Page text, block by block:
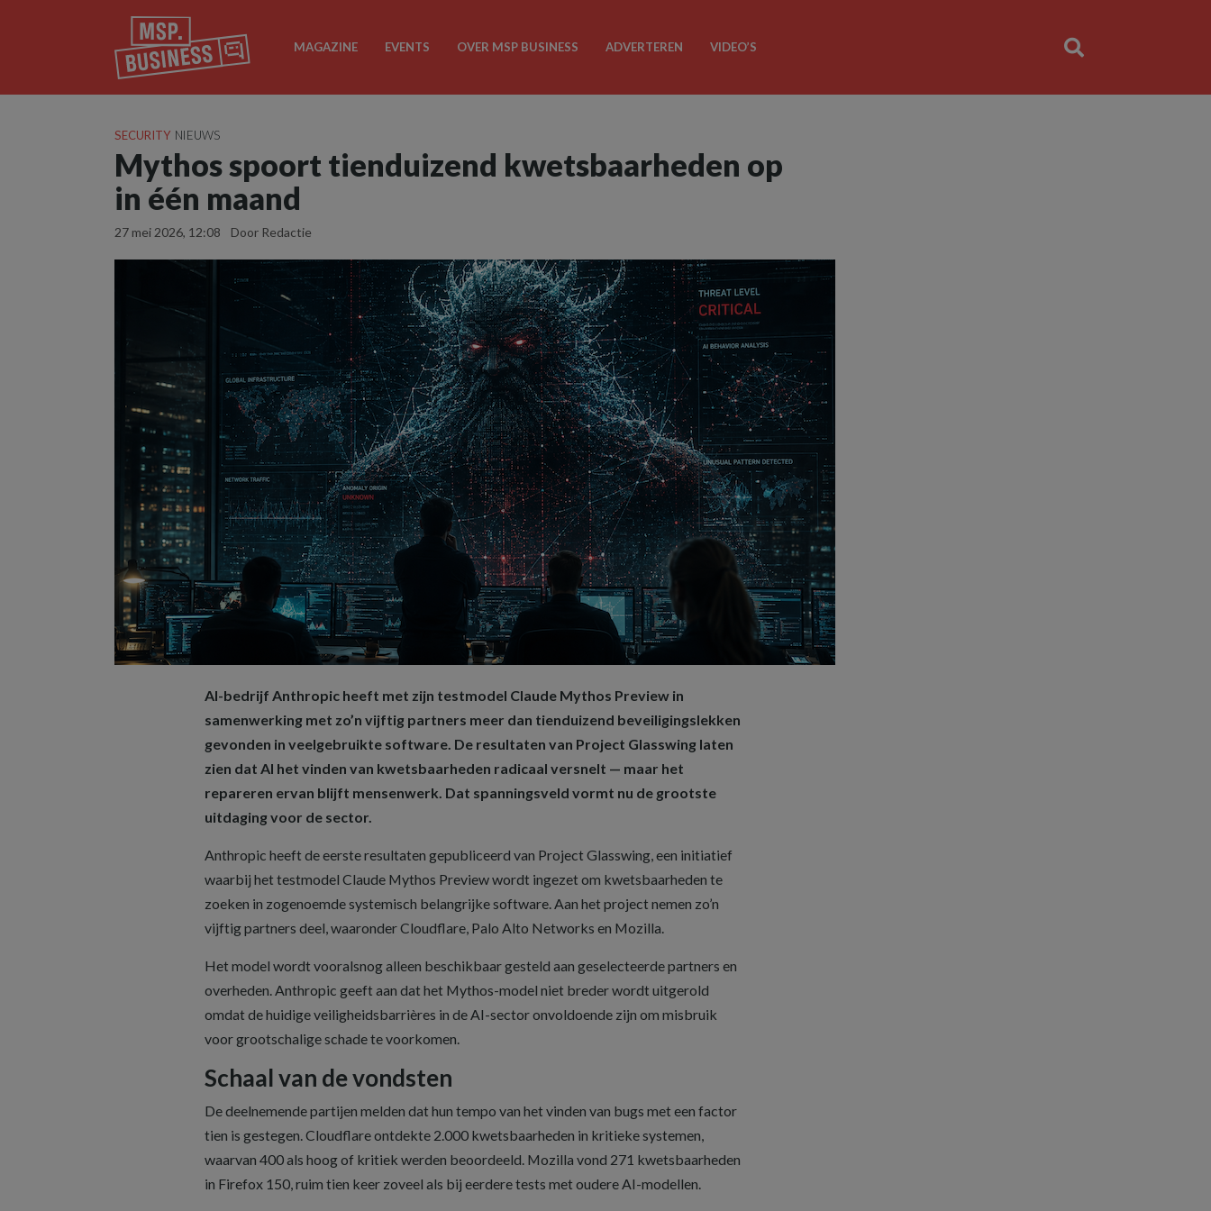
MAGAZINE EVENTS OVER MSP BUSINESS ADVERTEREN VIDEO’S
SECURITY NIEUWS
Mythos spoort tienduizend kwetsbaarheden op
in één maand
27 mei 2026, 12:08 Door Redactie
AI-bedrijf Anthropic heeft met zijn testmodel Claude Mythos Preview in
samenwerking met zo’n vijftig partners meer dan tienduizend beveiligingslekken
gevonden in veelgebruikte software. De resultaten van Project Glasswing laten
zien dat AI het vinden van kwetsbaarheden radicaal versnelt — maar het
repareren ervan blijft mensenwerk. Dat spanningsveld vormt nu de grootste
uitdaging voor de sector.
Anthropic heeft de eerste resultaten gepubliceerd van Project Glasswing, een initiatief
waarbij het testmodel Claude Mythos Preview wordt ingezet om kwetsbaarheden te
zoeken in zogenoemde systemisch belangrijke software. Aan het project nemen zo’n
vijftig partners deel, waaronder Cloudflare, Palo Alto Networks en Mozilla.
Het model wordt vooralsnog alleen beschikbaar gesteld aan geselecteerde partners en
overheden. Anthropic geeft aan dat het Mythos-model niet breder wordt uitgerold
omdat de huidige veiligheidsbarrières in de AI-sector onvoldoende zijn om misbruik
voor grootschalige schade te voorkomen.
Schaal van de vondsten
De deelnemende partijen melden dat hun tempo van het vinden van bugs met een factor
tien is gestegen. Cloudflare ontdekte 2.000 kwetsbaarheden in kritieke systemen,
waarvan 400 als hoog of kritiek werden beoordeeld. Mozilla vond 271 kwetsbaarheden
in Firefox 150, ruim tien keer zoveel als bij eerdere tests met oudere AI-modellen.